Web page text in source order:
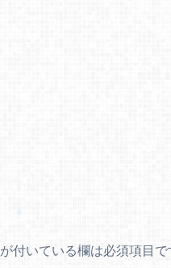
が付いている欄は必須項目で